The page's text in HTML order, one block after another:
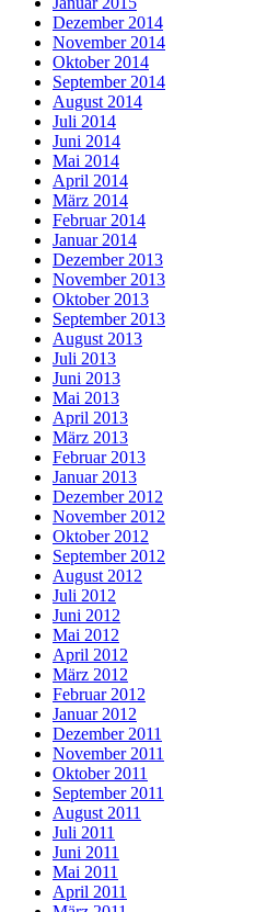
Dezember 2014
November 2014
Oktober 2014
September 2014
August 2014
Juli 2014
Juni 2014
Mai 2014
April 2014
März 2014
Februar 2014
Januar 2014
Dezember 2013
November 2013
Oktober 2013
September 2013
August 2013
Juli 2013
Juni 2013
Mai 2013
April 2013
März 2013
Februar 2013
Januar 2013
Dezember 2012
November 2012
Oktober 2012
September 2012
August 2012
Juli 2012
Juni 2012
Mai 2012
April 2012
März 2012
Februar 2012
Januar 2012
Dezember 2011
November 2011
Oktober 2011
September 2011
August 2011
Juli 2011
Juni 2011
Mai 2011
April 2011